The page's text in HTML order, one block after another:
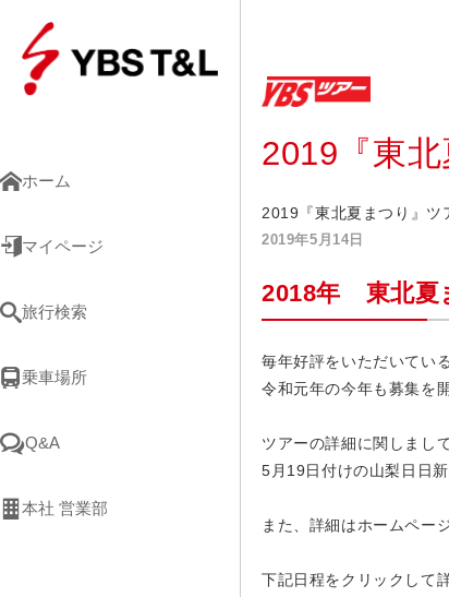
ホーム
マイページ
旅行検索
乗車場所
Q&A
本社 営業部
2019『東
2019『東北夏まつり』ツ
2019年5月14日
2018年 東北夏
毎年好評をいただいてい
令和元年の今年も募集を
ツアーの詳細に関しまし
5月19日付けの山梨日日
また、詳細はホームペー
下記日程をクリックして